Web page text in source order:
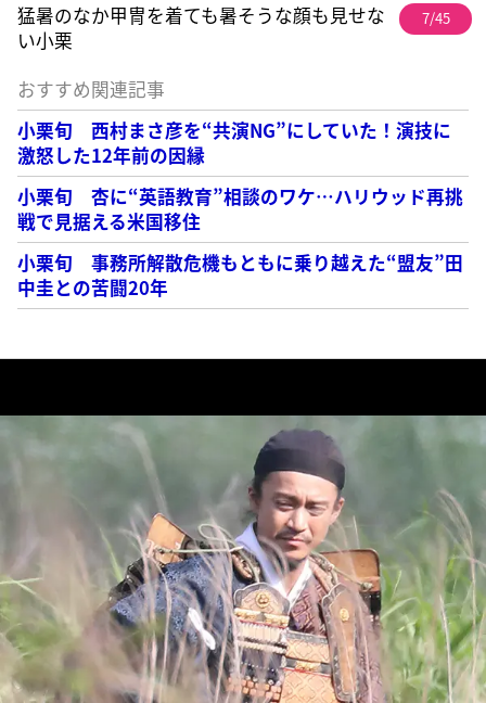
猛暑のなか甲冑を着ても暑そうな顔も見せな
い小栗
7/45
おすすめ関連記事
小栗旬 西村まさ彦を“共演NG”にしていた！演技に
激怒した12年前の因縁
小栗旬 杏に“英語教育”相談のワケ…ハリウッド再挑
戦で見据える米国移住
小栗旬 事務所解散危機もともに乗り越えた“盟友”田
中圭との苦闘20年